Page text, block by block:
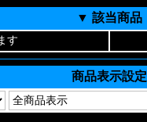
▼ 該当商品
す
商品表示設定